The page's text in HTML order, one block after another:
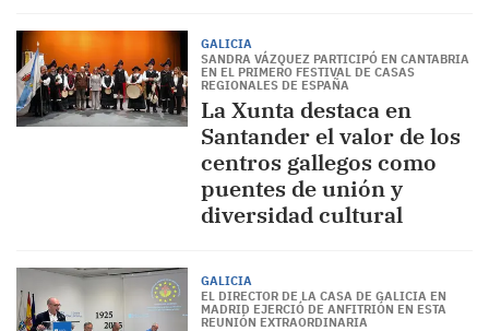
GALICIA
SANDRA VÁZQUEZ PARTICIPÓ EN CANTABRIA
EN EL PRIMERO FESTIVAL DE CASAS
REGIONALES DE ESPAÑA
La Xunta destaca en
Santander el valor de los
centros gallegos como
puentes de unión y
diversidad cultural
GALICIA
EL DIRECTOR DE LA CASA DE GALICIA EN
MADRID EJERCIÓ DE ANFITRIÓN EN ESTA
REUNIÓN EXTRAORDINARIA